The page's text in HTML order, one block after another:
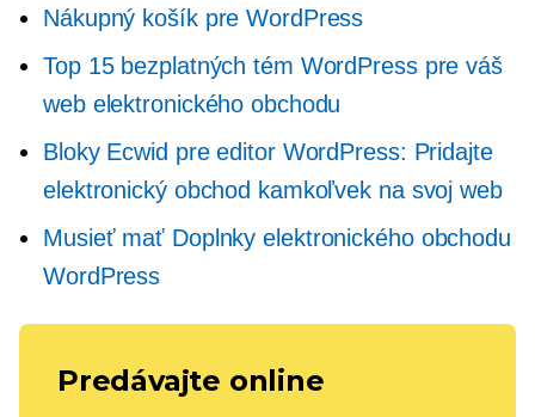
Nákupný košík pre WordPress
Top 15 bezplatných tém WordPress pre váš
web elektronického obchodu
Bloky Ecwid pre editor WordPress: Pridajte
elektronický obchod kamkoľvek na svoj web
Musieť mať Doplnky elektronického obchodu
WordPress
Predávajte online